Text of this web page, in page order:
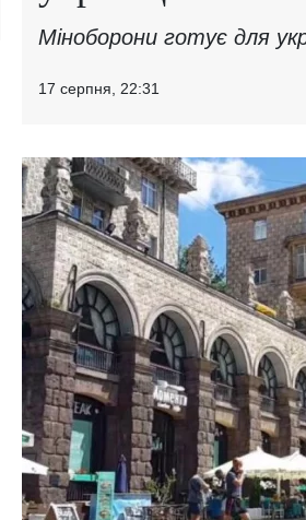
Міноборони готує для
17 серпня, 22:31